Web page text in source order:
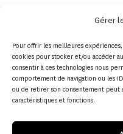
Gérer
Pour offrir les meilleures
cookies pour stocker et/ou accéder
consentir à ces technologies nous
comportement de navigation ou les
ou de retirer son consentement peut
caractéristiques et fonctions.